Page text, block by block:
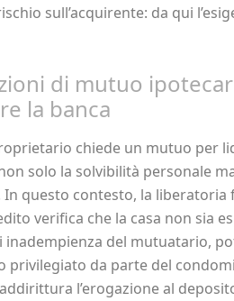
sull’acquirente: da qui
di mutuo
la banca
chiede un mutuo per
solo la solvibilità personale
In questo contesto, la
verifica che la casa non sia
inadempienza del mutuatario,
privilegiato da parte del
l’erogazione al